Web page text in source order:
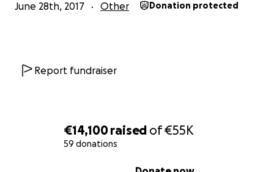
€14,100raised of€55K
59 donations
June 28th, 2017 Other Donation protected
Report fundraiser